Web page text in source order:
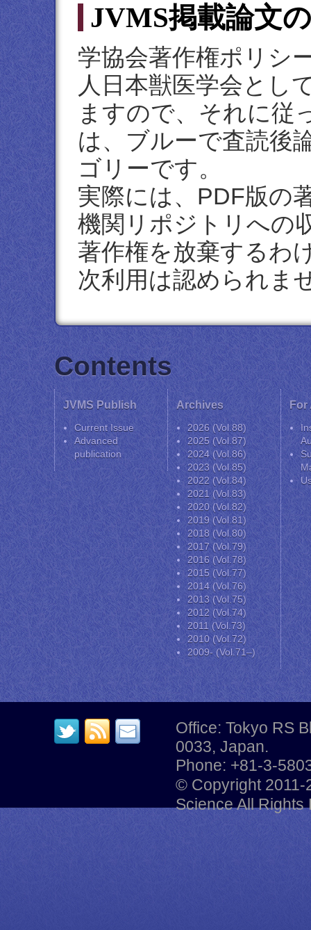
JVMS掲載論文
学協会著作権ポリシ
人日本獣医学会とし
ますので、それに従
は、ブルーで査読後
ゴリーです。
実際には、PDF版の
機関リポジトリへの
著作権を放棄するわ
次利用は認められま
Contents
JVMS Publish
Current Issue
Advanced
publication
Archives
2026 (Vol.88)
2025 (Vol.87)
2024 (Vol.86)
2023 (Vol.85)
2022 (Vol.84)
2021 (Vol.83)
2020 (Vol.82)
2019 (Vol.81)
2018 (Vol.80)
2017 (Vol.79)
2016 (Vol.78)
2015 (Vol.77)
2014 (Vol.76)
2013 (Vol.75)
2012 (Vol.74)
2011 (Vol.73)
2010 (Vol.72)
2009- (Vol.71–)
Office: Tokyo RS
0033, Japan.
Phone: +81-3-
© Copyright 2011-
Science All Rights